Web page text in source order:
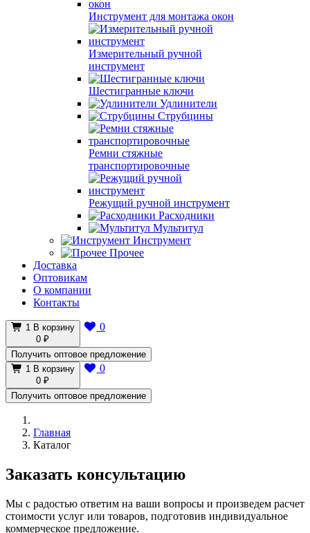
Инструмент для монтажа окон
Измерительный ручной
инструмент
Шестигранные ключи
Удлинители
Струбцины
Ремни стяжные
транспортировочные
Режущий ручной инструмент
Расходники
Мультитул
Инструмент
Прочее
Доставка
Оптовикам
О компании
Контакты
1 В корзину
0 ₽
0
Получить оптовое предложение
1 В корзину
0 ₽
0
Получить оптовое предложение
Главная
Каталог
Заказать консультацию
Мы с радостью ответим на ваши вопросы и произведем расчет
стоимости услуг или товаров, подготовив индивидуальное
коммерческое предложение.